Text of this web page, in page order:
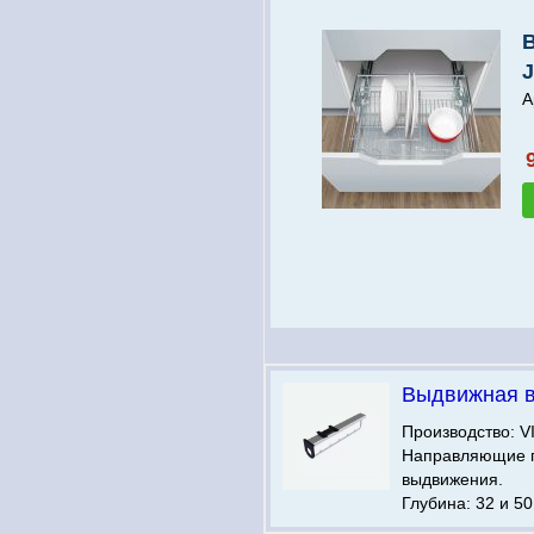
Выдвижная
Производство:
Направляющие
выдвижения.
Глубина: 32 и